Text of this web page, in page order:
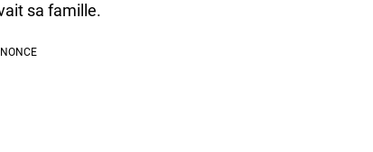
sa famille.